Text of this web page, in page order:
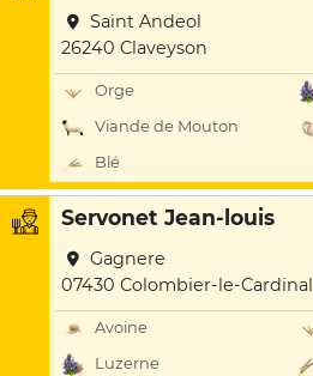
Saint Andeol
26240 Claveyson
Orge
Viande de Mouton
Blé
Servonet Jean-louis
Gagnere
07430 Colombier-le-Cardinal
Avoine
Luzerne